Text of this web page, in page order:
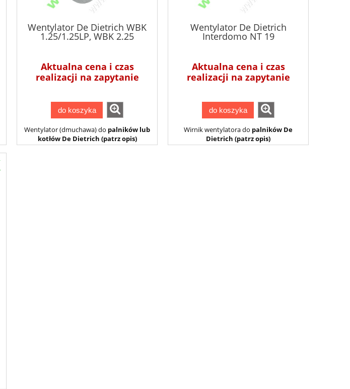
Wentylator De Dietrich WBK
1.25/1.25LP, WBK 2.25
Aktualna cena i czas
realizacji na zapytanie
do koszyka
Wentylator (dmuchawa) do palników lub
kotłów De Dietrich (patrz opis)
Wentylator De Dietrich
Interdomo NT 19
Aktualna cena i czas
realizacji na zapytanie
do koszyka
Wirnik wentylatora do palników De
Dietrich (patrz opis)